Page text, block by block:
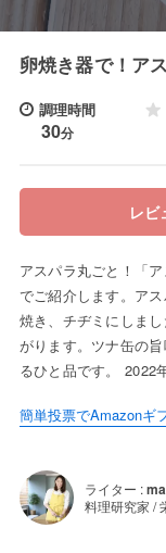
卵焼き器で！ア
調理時間
30分
レビ
アスパラ丸ごと！「
でご紹介します。ア
焼き、チヂミにしま
がります。ツナ缶の
るひと品です。 2022
簡単投票でAmazonギ
ライター :
料理研究家 /